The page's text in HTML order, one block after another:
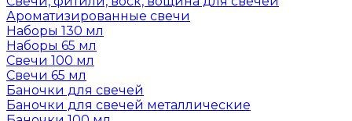
Ароматизированные свечи
Наборы 130 мл
Наборы 65 мл
Свечи 100 мл
Свечи 65 мл
Баночки для свечей
Баночки для свечей металлические